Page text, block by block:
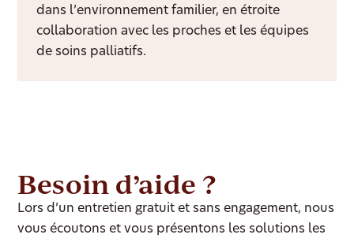
dans l’environnement familier, en étroite
collaboration avec les proches et les équipes
de soins palliatifs.
Besoin d’aide ?
Lors d’un entretien gratuit et sans engagement, nous
vous écoutons et vous présentons les solutions les